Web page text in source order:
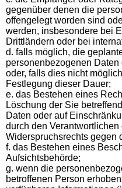
gegenüber denen die
offengelegt worden sind
werden, insbesondere bei
Drittländern oder bei
d. falls möglich, die
personenbezogenen
oder, falls dies nicht
Festlegung dieser Dauer;
e. das Bestehen eines
Löschung der Sie
Daten oder auf
durch den Verantwortlichen
Widerspruchsrechts gegen
f. das Bestehen eines
Aufsichtsbehörde;
g. wenn die
betroffenen Person